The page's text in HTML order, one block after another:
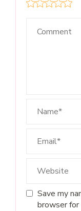
Save my
browser